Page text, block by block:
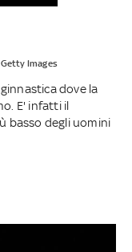
Images
dove la
E' infatti il
basso degli uomini